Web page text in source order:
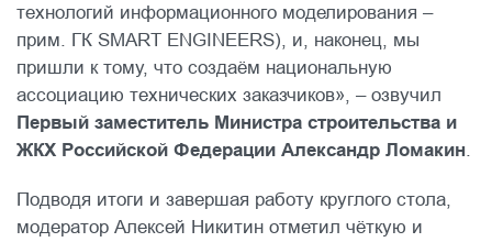
технологий информационного моделирования –
прим. ГК SMART ENGINEERS), и, наконец, мы
пришли к тому, что создаём национальную
ассоциацию технических заказчиков», – озвучил
Первый заместитель Министра строительства и
ЖКХ Российской Федерации Александр Ломакин
Подводя итоги и завершая работу круглого стола,
модератор Алексей Никитин отметил чёткую и